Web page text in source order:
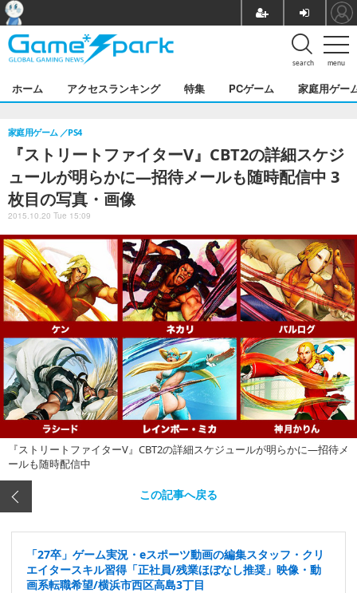
menu
search
ホーム アクセスランキング 特集 PCゲーム 家庭用ゲー
『ストリートファイターV』CBT2の詳細スケジ
ュールが明らかに―招待メールも随時配信中 3
枚目の写真・画像
家庭用ゲーム PS4
2015.10.20 Tue 15:09
『ストリートファイターV』CBT2の詳細スケジュールが明らかに―招待メ
ールも随時配信中
この記事へ戻る
「27卒」ゲーム実況・eスポーツ動画の編集スタッフ・クリ
エイタースキル習得「正社員/残業ほぼなし推奨」映像・動
画系転職希望/横浜市西区高島3丁目